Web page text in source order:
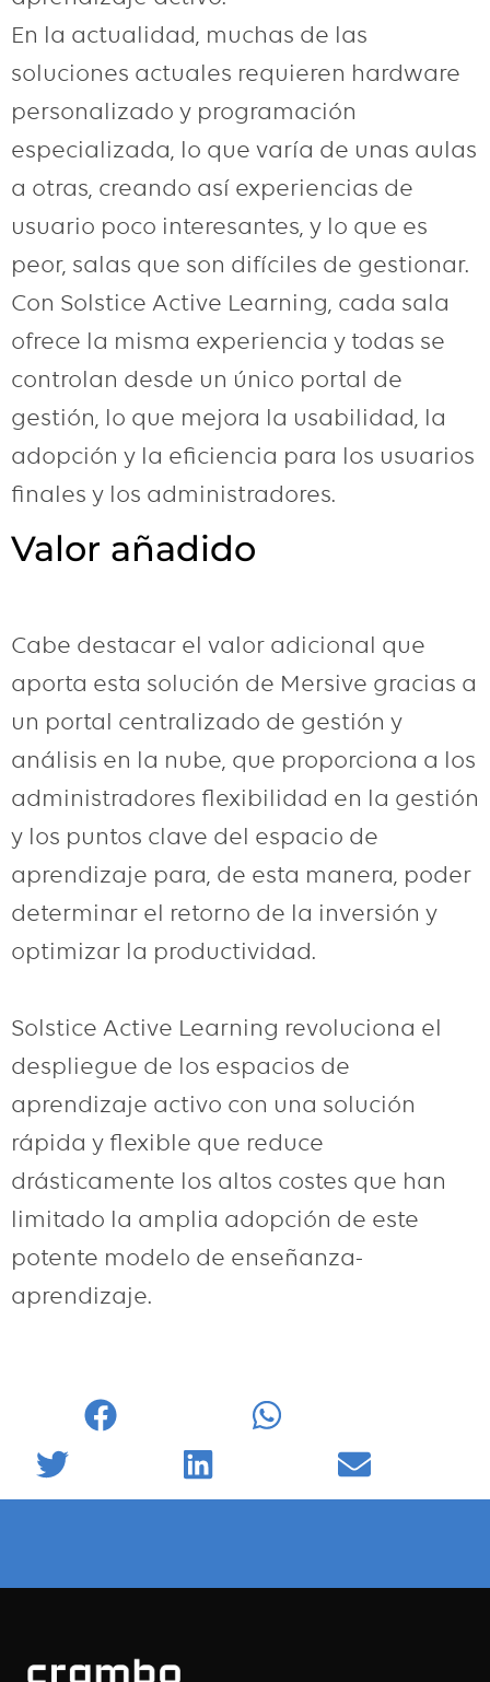
En la actualidad, muchas de las
soluciones actuales requieren hardware
personalizado y programación
especializada, lo que varía de unas aulas
a otras, creando así experiencias de
usuario poco interesantes, y lo que es
peor, salas que son difíciles de gestionar.
Con Solstice Active Learning, cada sala
ofrece la misma experiencia y todas se
controlan desde un único portal de
gestión, lo que mejora la usabilidad, la
adopción y la eficiencia para los usuarios
finales y los administradores.
Valor añadido
Cabe destacar el valor adicional que
aporta esta solución de Mersive gracias a
un portal centralizado de gestión y
análisis en la nube, que proporciona a los
administradores flexibilidad en la gestión
y los puntos clave del espacio de
aprendizaje para, de esta manera, poder
determinar el retorno de la inversión y
optimizar la productividad.
Solstice Active Learning revoluciona el
despliegue de los espacios de
aprendizaje activo con una solución
rápida y flexible que reduce
drásticamente los altos costes que han
limitado la amplia adopción de este
potente modelo de enseñanza-
aprendizaje.